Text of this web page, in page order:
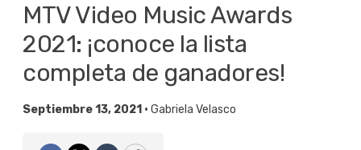
MTV Video Music Awards
2021: ¡conoce la lista
completa de ganadores!
Septiembre 13, 2021 • Gabriela Velasco